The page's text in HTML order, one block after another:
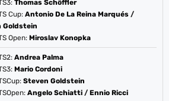
Thomas Schöffler
Cup: Antonio De La Reina Marqués /
Goldstein
Open: Miroslav Konopka
Andrea Palma
Mario Cordoni
Steven Goldstein
Angelo Schiatti / Ennio Ricci